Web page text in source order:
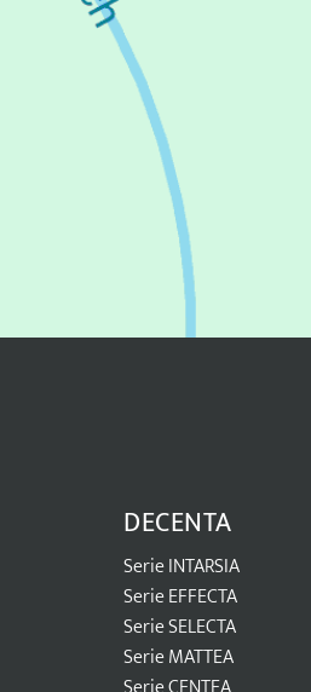
DECENTA
Serie INTARSIA
Serie EFFECTA
Serie SELECTA
Serie MATTEA